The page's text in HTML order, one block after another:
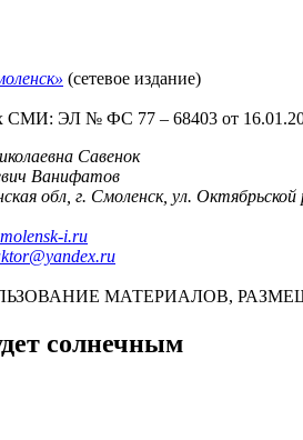
(сетевое издание)
СМИ: ЭЛ № ФС 77 – 68403 от
Савенок
Ванифатов
обл, г. Смоленск, ул. Октябрьской
i.ru
МАТЕРИАЛОВ,
солнечным